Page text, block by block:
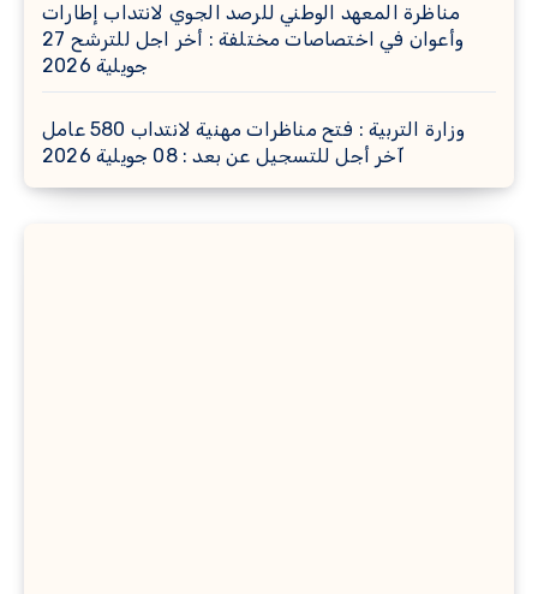
مناظرة المعهد الوطني للرصد الجوي لانتداب إطارات
وأعوان في اختصاصات مختلفة : أخر اجل للترشح 27
جويلية 2026
وزارة التربية : فتح مناظرات مهنية لانتداب 580 عامل
آخر أجل للتسجيل عن بعد : 08 جويلية 2026